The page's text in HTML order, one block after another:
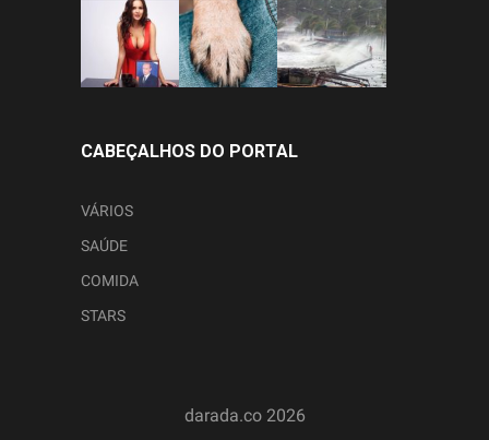
CABEÇALHOS DO PORTAL
VÁRIOS
SAÚDE
COMIDA
STARS
darada.co 2026